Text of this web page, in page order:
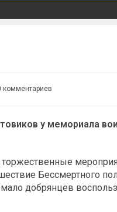
комментариев
у мемориала
Бессмертного
добрянцев